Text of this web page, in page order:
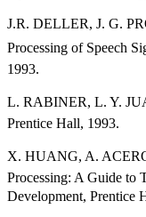
J.R. DELLER, J. G.
Processing of Speech
1993.
L. RABINER, L. Y.
Prentice Hall, 1993.
X. HUANG, A.
Processing: A Guide to
Development, Prentice